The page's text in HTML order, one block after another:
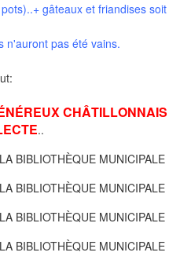
gâteaux et friandises
n'auront pas été vains.
..